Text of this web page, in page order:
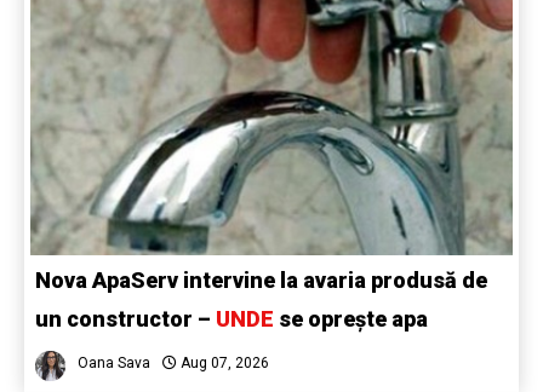
Nova ApaServ intervine la avaria produsă de
un constructor – UNDE se oprește apa
Oana Sava Aug 07, 2026